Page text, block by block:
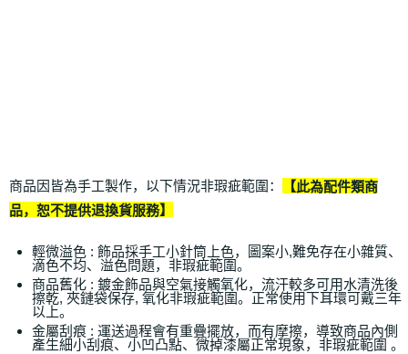
商品因皆為手工製作，以下情況非瑕疵範圍：
【此為配件類商
品，恕不提供退換貨服務】
輕微溢色 : 飾品採手工小針筒上色，圖案小,難免存在小雜質、
滴色不均、溢色問題，非瑕疵範圍。
商品舊化 : 鍍金飾品與空氣接觸氧化，流汗較多可用水清洗後
擦乾, 夾鏈袋保存, 氧化非瑕疵範圍。正常使用下耳環可戴三年
以上。
金屬刮痕 : 運送過程會有重疊擺放，而有摩擦，導致商品內側
產生細小刮痕、小凹凸點、微掉漆屬正常現象，非瑕疵範圍 。